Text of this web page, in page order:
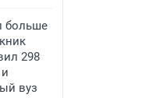
больше
298
вуз